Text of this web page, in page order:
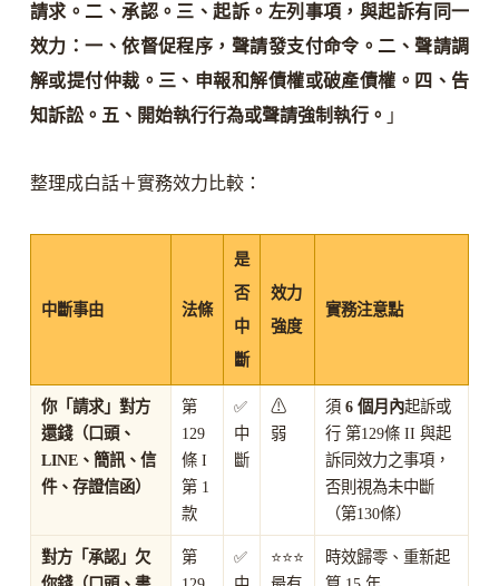
請求。二、承認。三、起訴。左列事項，與起訴有同一
效力：一、依督促程序，聲請發支付命令。二、聲請調
解或提付仲裁。三、申報和解債權或破產債權。四、告
知訴訟。五、開始執行行為或聲請強制執行。 」
整理成白話＋實務效力比較：
中斷事由 法條
是
否
中
斷
效力
強度
實務注意點
你「請求」對方
還錢（口頭、
LINE、簡訊、信
件、存證信函）
第
129
條 I
第 1
款
✅
中
斷
⚠
弱
須 6 個月內起訴或
行 第129條 II 與起
訴同效力之事項，
否則視為未中斷
（第130條）
對方「承認」欠
第
✅
⭐⭐⭐
時效歸零、重新起